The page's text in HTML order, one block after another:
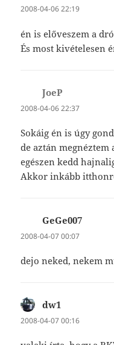
2008-04-06 22:19
én is előveszem a
És most kivételesen
JoeP
2008-04-06 22:37
Sokáig én is úgy
de aztán megnéztem
egészen kedd
Akkor inkább
GeGe007
2008-04-07 00:07
dejo neked, nekem
dw1
2008-04-07 00:16